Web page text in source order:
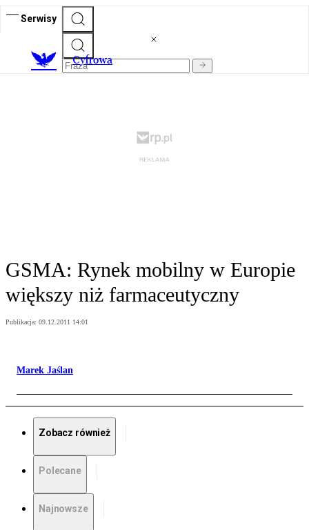
Serwisy
Cyfrowa
GSMA: Rynek mobilny w Europie
większy niż farmaceutyczny
Publikacja: 09.12.2011 14:01
Marek Jaślan
Zobacz również
Polecane
Najnowsze